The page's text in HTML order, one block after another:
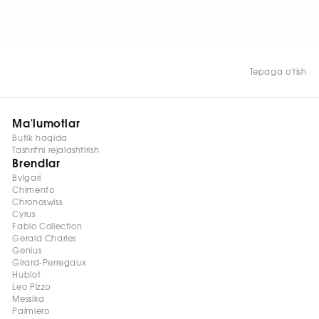
Tepaga o'tish
Ma'lumotlar
Butik haqida
Tashrifni rejalashtirish
Brendlar
Bvlgari
Chimento
Chronoswiss
Cyrus
Fabio Collection
Gerald Charles
Genius
Girard-Perregaux
Hublot
Leo Pizzo
Messika
Palmiero